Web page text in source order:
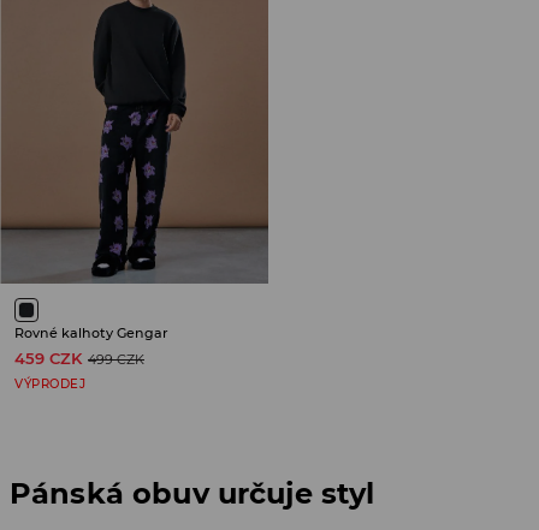
Rovné kalhoty Gengar
459 CZK 499 CZK
VÝPRODEJ
Pánská obuv určuje styl